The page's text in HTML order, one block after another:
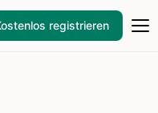
registrieren